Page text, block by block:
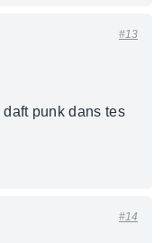
#13
punk dans tes
#14